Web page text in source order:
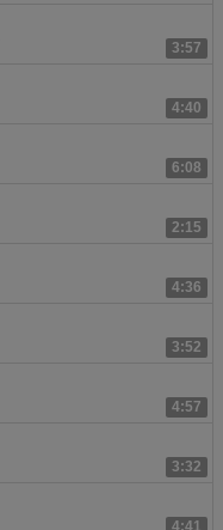
3:57
4:40
6:08
2:15
4:36
3:52
4:57
3:32
4:41